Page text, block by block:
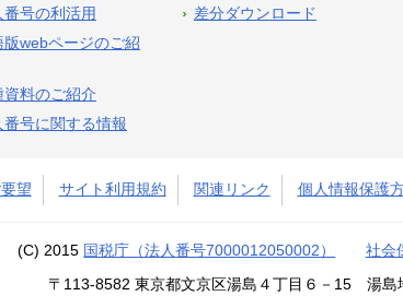
番号の利活用
版webページのご紹
資料のご紹介
番号に関する情報
差分ダウンロード
望 サイト利用規約 関連リンク 個人情報保護
(C) 2015 国税庁（法人番号7000012050002） 社会
〒113-8582 東京都文京区湯島４丁目６－15 湯島